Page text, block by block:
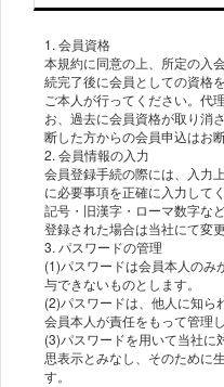
1. 会員資格
本規約に同意の上、所定の入
続完了後に会員としての資格
ご本人が行ってください。代
お、過去に会員資格が取り消
断した方からの会員申込はお
2. 会員情報の入力
会員登録手続の際には、入力
に必要事項を正確に入力して
記号・旧漢字・ローマ数字な
登録された場合は当社にて変更
3. パスワードの管理
(1)パスワードは会員本人のみ
与できないものとします。
(2)パスワードは、他人に知ら
会員本人が責任をもって管理
(3)パスワードを用いて当社に
思表示とみなし、そのために
す。